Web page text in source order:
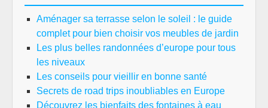
Aménager sa terrasse selon le soleil : le guide
complet pour bien choisir vos meubles de jardin
Les plus belles randonnées d’europe pour tous
les niveaux
Les conseils pour vieillir en bonne santé
Secrets de road trips inoubliables en Europe
Découvrez les bienfaits des fontaines à eau